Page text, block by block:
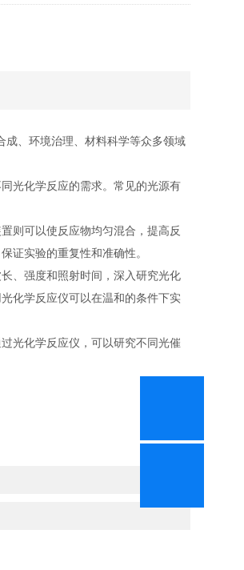
、环境治理、材料科学等众多领域
光化学反应的需求。常见的光源有
则可以使反应物均匀混合，提高反
证实验的重复性和准确性。
、强度和照射时间，深入研究光化
化学反应仪可以在温和的条件下实
光化学反应仪，可以研究不同光催